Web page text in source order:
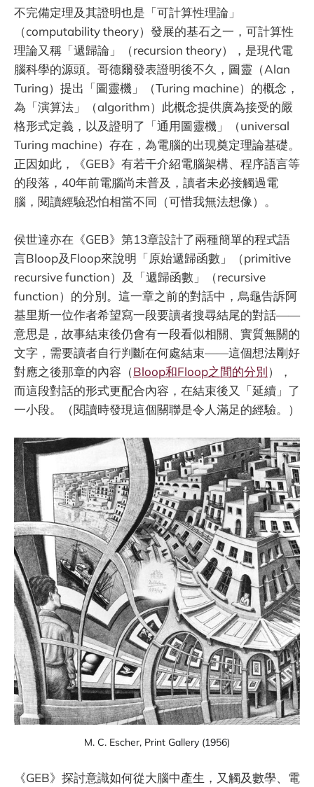
不完備定理及其證明也是「可計算性理論」
（computability theory）發展的基石之一，可計算性
理論又稱「遞歸論」（recursion theory），是現代電
腦科學的源頭。哥德爾發表證明後不久，圖靈（Alan
Turing）提出「圖靈機」（Turing machine）的概念，
為「演算法」（algorithm）此概念提供廣為接受的嚴
格形式定義，以及證明了「通用圖靈機」（universal
Turing machine）存在，為電腦的出現奠定理論基礎。
正因如此，《GEB》有若干介紹電腦架構、程序語言等
的段落，40年前電腦尚未普及，讀者未必接觸過電
腦，閱讀經驗恐怕相當不同（可惜我無法想像）。
侯世達亦在《GEB》第13章設計了兩種簡單的程式語
言Bloop及Floop來說明「原始遞歸函數」（primitive
recursive function）及「遞歸函數」（recursive
function）的分別。這一章之前的對話中，烏龜告訴阿
基里斯一位作者希望寫一段要讀者搜尋結尾的對話——
意思是，故事結束後仍會有一段看似相關、實質無關的
文字，需要讀者自行判斷在何處結束——這個想法剛好
對應之後那章的內容（Bloop和Floop之間的分別），
而這段對話的形式更配合內容，在結束後又「延續」了
一小段。（閱讀時發現這個關聯是令人滿足的經驗。）
M. C. Escher, Print Gallery (1956)
《GEB》探討意識如何從大腦中產生，又觸及數學、電